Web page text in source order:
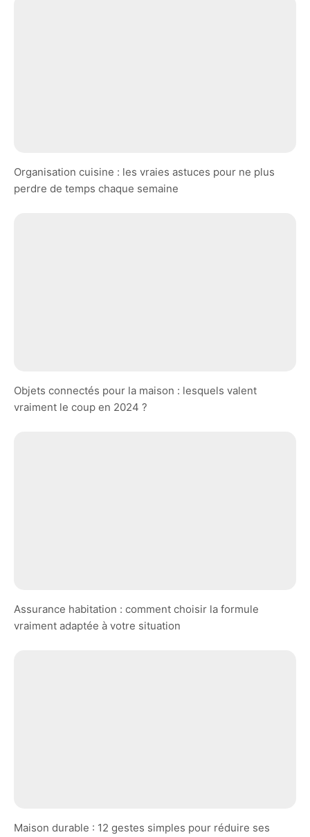
Organisation cuisine : les vraies astuces pour ne plus
perdre de temps chaque semaine
Objets connectés pour la maison : lesquels valent
vraiment le coup en 2024 ?
Assurance habitation : comment choisir la formule
vraiment adaptée à votre situation
Maison durable : 12 gestes simples pour réduire ses